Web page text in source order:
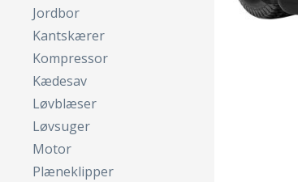
Jordbor
Kantskærer
Kompressor
Kædesav
Løvblæser
Løvsuger
Motor
Plæneklipper